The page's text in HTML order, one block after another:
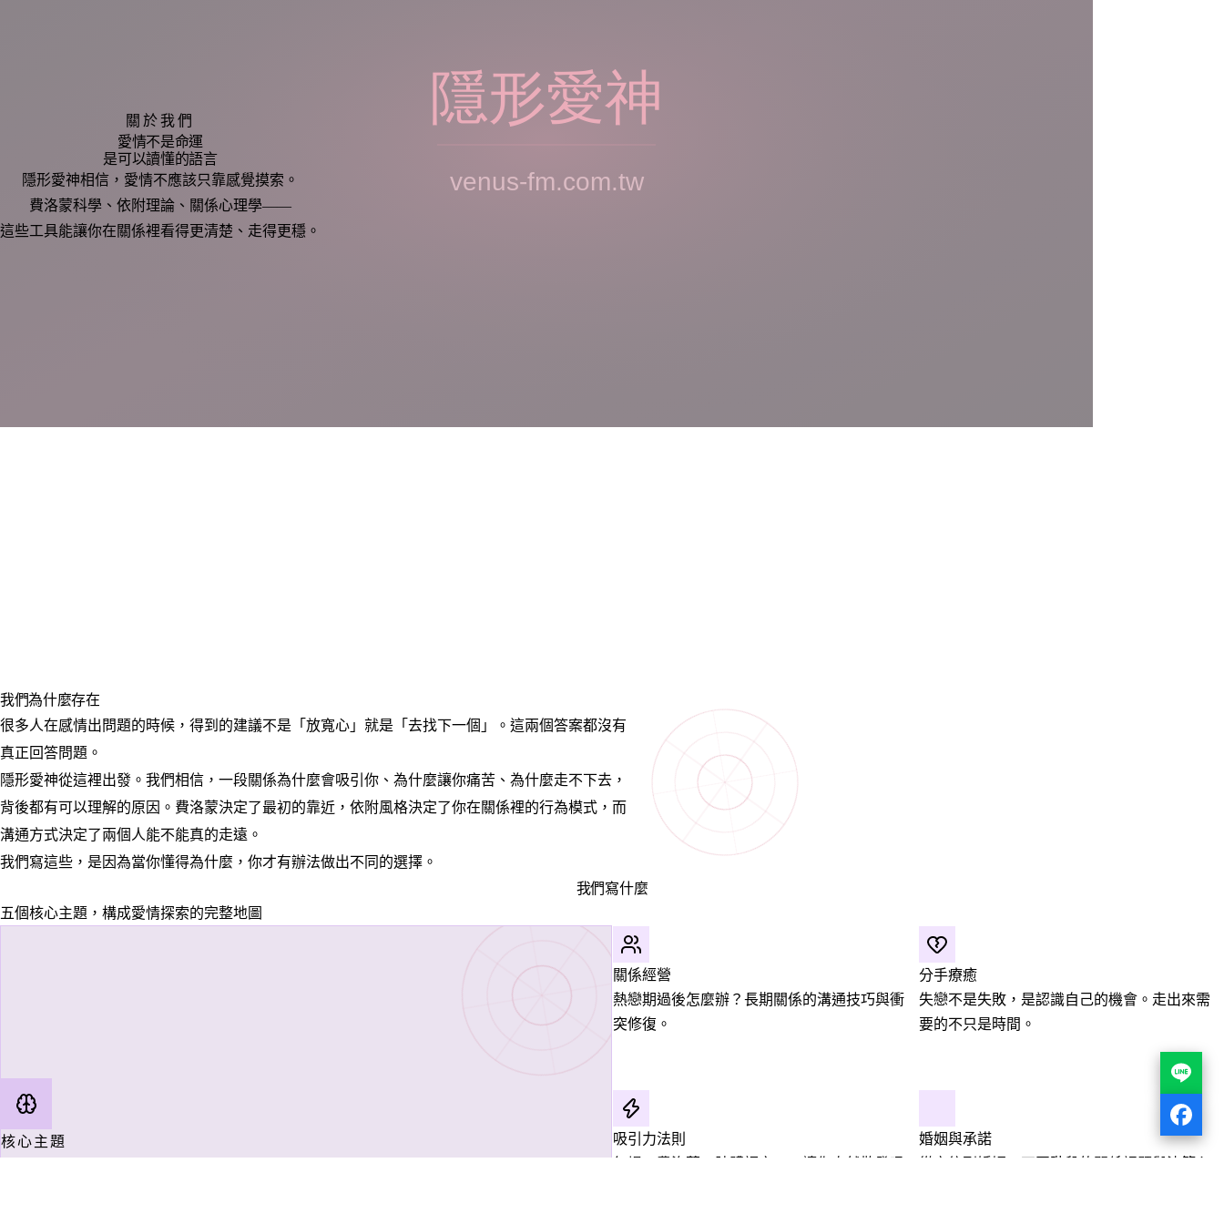
關於我們
愛情不是命運
是可以讀懂的語言
隱形愛神相信，愛情不應該只靠感覺摸索。
費洛蒙科學、依附理論、關係心理學——
這些工具能讓你在關係裡看得更清楚、走得更穩。
我們為什麼存在
很多人在感情出問題的時候，得到的建議不是「放寬心」就是「去找下一個」。這兩個答案都沒有
真正回答問題。
隱形愛神從這裡出發。我們相信，一段關係為什麼會吸引你、為什麼讓你痛苦、為什麼走不下去，
背後都有可以理解的原因。費洛蒙決定了最初的靠近，依附風格決定了你在關係裡的行為模式，而
溝通方式決定了兩個人能不能真的走遠。
我們寫這些，是因為當你懂得為什麼，你才有辦法做出不同的選擇。
我們寫什麼
五個核心主題，構成愛情探索的完整地圖
核心主題
關係經營
熱戀期過後怎麼辦？長期關係的溝通技巧與衝
突修復。
分手療癒
失戀不是失敗，是認識自己的機會。走出來需
要的不只是時間。
吸引力法則
婚姻與承諾